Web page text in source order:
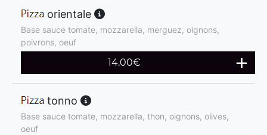
orientale
Base sauce tomate, mozzarella, merguez, oignons,
poivrons, oeuf
14.00€
tonno
Base sauce tomate, mozzarella, thon, oignons, olives,
oeuf